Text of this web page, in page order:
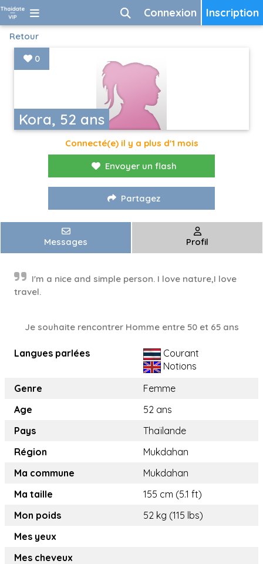
Inscription
Connexion
Retour
Kora, 52 ans
0
Connecté(e) il y a plus d'1 mois
Envoyer un flash
Partagez
Messages Profil
I'm a nice and simple person. I love nature,I love
travel.
Je souhaite rencontrer Homme entre 50 et 65 ans
Langues parlées
Courant
Notions
Genre
Femme
Age
52 ans
Pays
Thaïlande
Région
Mukdahan
Ma commune
Mukdahan
Ma taille
155 cm (5.1 ft)
Mon poids
52 kg (115 lbs)
Mes yeux
Mes cheveux